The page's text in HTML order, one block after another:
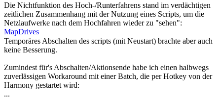
Die Nichtfunktion des Hoch-/Runterfahrens stand im verdächtigen
zeitlichen Zusammenhang mit der Nutzung eines Scripts, um die
Netzlaufwerke nach dem Hochfahren wieder zu "sehen":
MapDrives
Temporäres Abschalten des scripts (mit Neustart) brachte aber auch
keine Besserung.
Zumindest für's Abschalten/Aktionsende habe ich einen halbwegs
zuverlässigen Workaround mit einer Batch, die per Hotkey von der
Harmony gestartet wird:
...